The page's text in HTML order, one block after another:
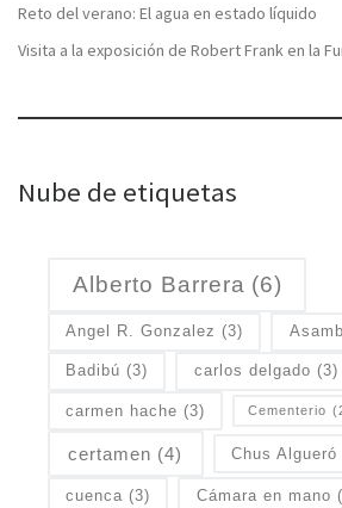
Reto del verano: El agua en estado líquido
Visita a la exposición de Robert Frank en la
Nube de etiquetas
Alberto Barrera (6)
Angel R. Gonzalez (3)
Badibú (3) carlos delgado (3)
carmen hache (3) Cementerio
certamen (4) Chus Algueró
cuenca (3) Cámara en mano